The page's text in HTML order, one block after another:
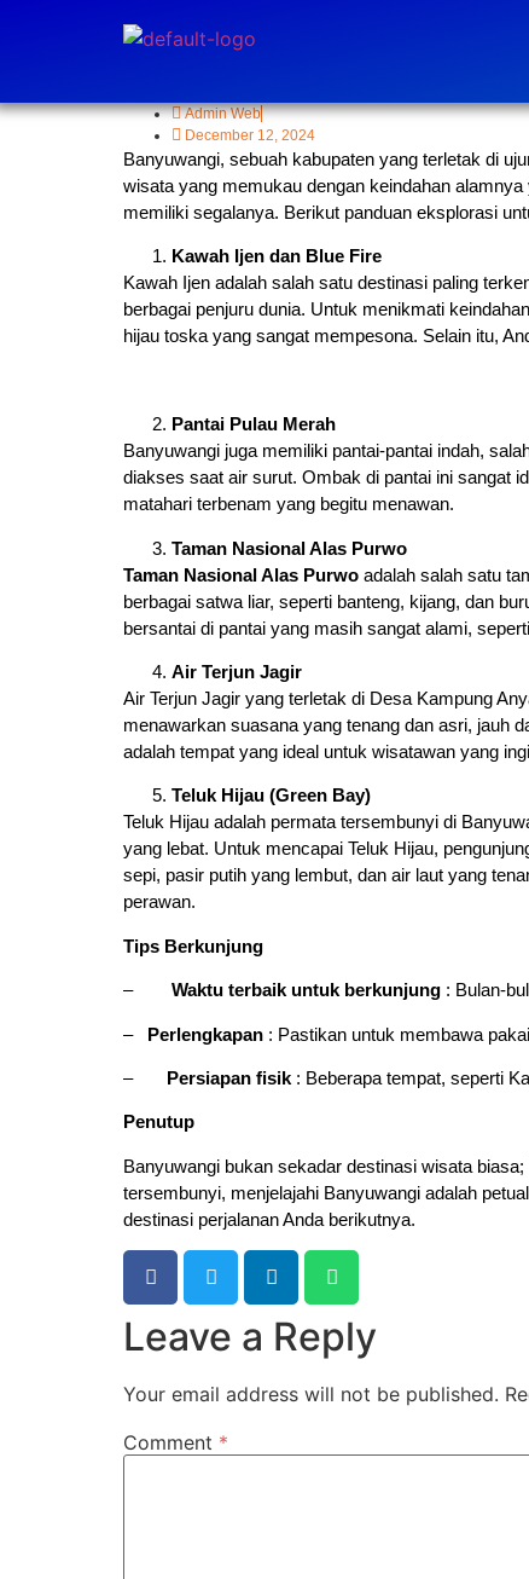
Admin Web
December 12, 2024
Banyuwangi, sebuah kabupaten yang terletak di
wisata yang memukau dengan keindahan
memiliki segalanya. Berikut panduan eksplorasi
Kawah Ijen dan Blue Fire
Kawah Ijen adalah salah satu destinasi paling
berbagai penjuru dunia. Untuk menikmati
hijau toska yang sangat mempesona. Selain itu,
Pantai Pulau Merah
Banyuwangi juga memiliki pantai-pantai indah,
diakses saat air surut. Ombak di pantai ini sangat
matahari terbenam yang begitu menawan.
Taman Nasional Alas Purwo
Taman Nasional Alas Purwo adalah salah satu
berbagai satwa liar, seperti banteng, kijang, dan
bersantai di pantai yang masih sangat alami,
Air Terjun Jagir
Air Terjun Jagir yang terletak di Desa Kampung
menawarkan suasana yang tenang dan asri, jauh
adalah tempat yang ideal untuk wisatawan yang
Teluk Hijau (Green Bay)
Teluk Hijau adalah permata tersembunyi di
yang lebat. Untuk mencapai Teluk Hijau,
sepi, pasir putih yang lembut, dan air laut yang
perawan.
Tips Berkunjung
– Waktu terbaik untuk berkunjung : Bulan-
– Perlengkapan : Pastikan untuk membawa
– Persiapan fisik : Beberapa tempat, seperti
Penutup
Banyuwangi bukan sekadar destinasi wisata
tersembunyi, menjelajahi Banyuwangi adalah
destinasi perjalanan Anda berikutnya.
Leave a Reply
Your email address will not be published.
Comment *